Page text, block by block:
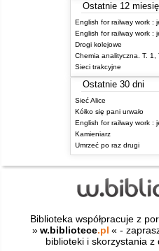
Ostatnie 12
Drogi kolejowe
Chemia analityczna. T. 1,
Sieci trakcyjne
Ostatnie 30 dni
Sieć Alice
Kółko się pani urwało
Kamieniarz
Umrzeć po raz drugi
Biblioteka współpracuje z
» w.bibliotece.pl « -
biblioteki i skorzystania